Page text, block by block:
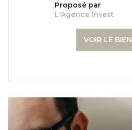
Proposé par
L'Agence Invest
VOIR LE BIEN